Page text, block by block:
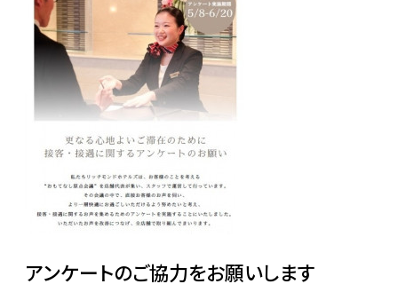
アンケートのご協力をお願いします